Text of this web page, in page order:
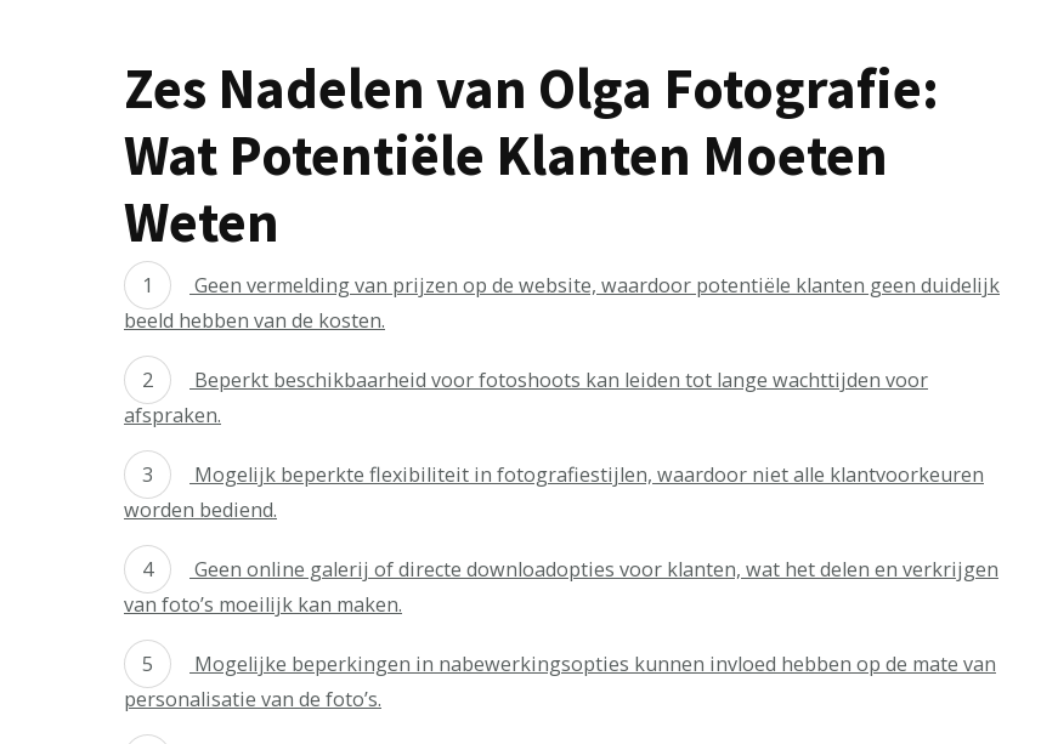
Zes Nadelen van Olga Fotografie:
Wat Potentiële Klanten Moeten
Weten
Geen vermelding van prijzen op de website, waardoor potentiële klanten geen duidelijk
beeld hebben van de kosten.
Beperkt beschikbaarheid voor fotoshoots kan leiden tot lange wachttijden voor
afspraken.
Mogelijk beperkte flexibiliteit in fotografiestijlen, waardoor niet alle klantvoorkeuren
worden bediend.
Geen online galerij of directe downloadopties voor klanten, wat het delen en verkrijgen
van foto’s moeilijk kan maken.
Mogelijke beperkingen in nabewerkingsopties kunnen invloed hebben op de mate van
personalisatie van de foto’s.